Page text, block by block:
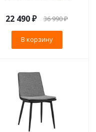
22 490₽ 36 990₽
В корзину